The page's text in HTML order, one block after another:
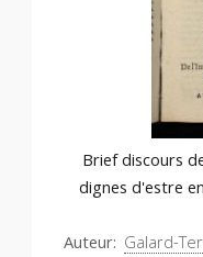
Brief discours
dignes d'estre
Auteur Galard-